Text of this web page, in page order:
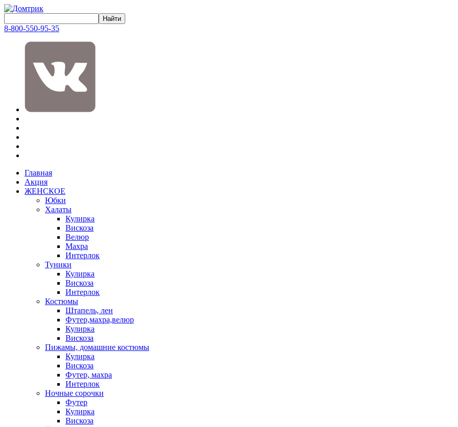
8-800-550-95-35
Главная
Акция
ЖЕНСКОЕ
Юбки
Халаты
Кулирка
Вискоза
Велюр
Махра
Интерлок
Туники
Кулирка
Вискоза
Интерлок
Костюмы
Штапель, лен
Футер,махра,велюр
Кулирка
Вискоза
Пижамы, домашние костюмы
Кулирка
Вискоза
Футер, махра
Интерлок
Ночные сорочки
Футер
Кулирка
Вискоза